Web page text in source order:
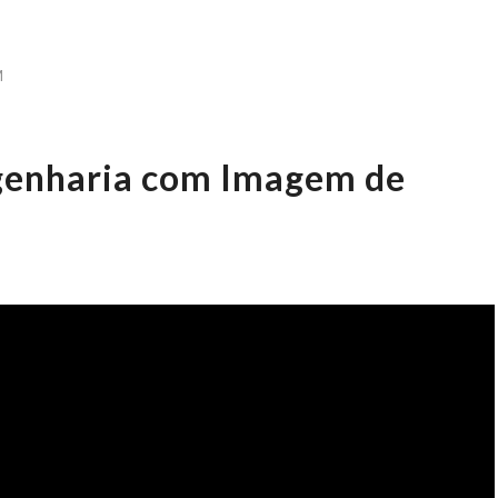
com Imagem de